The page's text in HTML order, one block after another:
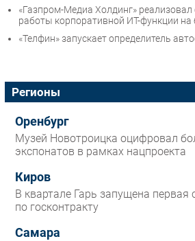
«Газпром-Медиа Холдинг»
работы корпоративной ИТ-функции на
«Телфин» запускает определитель
Регионы
Оренбург
Музей Новотроицка оцифровал
экспонатов в рамках нацпроекта
Киров
В квартале Гарь запущена первая
по госконтракту
Самара